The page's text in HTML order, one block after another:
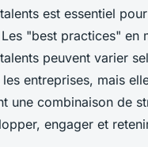
est essentiel
"best practices" en
peuvent varier
entreprises, mais
une combinaison de
engager et